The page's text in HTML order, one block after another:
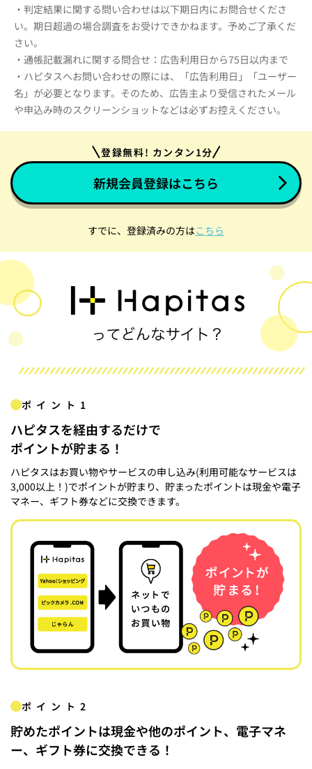
・判定結果に関する問い合わせは以下期日内にお問合せくださ
い。期日超過の場合調査をお受けできかねます。予めご了承くだ
さい。
・通帳記載漏れに関する問合せ：広告利用日から75日以内まで
・ハピタスへお問い合わせの際には、「広告利用日」「ユーザー
名」が必要となります。そのため、広告主より受信されたメール
や申込み時のスクリーンショットなどは必ずお控えください。
登録無料! カンタン1分
新規会員登録はこちら
すでに、登録済みの方はこちら
ポイント1
ハピタスを経由するだけで
ポイントが貯まる！
ハピタスはお買い物やサービスの申し込み(利用可能なサービスは
3,000以上！)でポイントが貯まり、貯まったポイントは現金や電子
マネー、ギフト券などに交換できます。
ポイント2
貯めたポイントは現金や他のポイント、電子マネ
ー、ギフト券に交換できる！